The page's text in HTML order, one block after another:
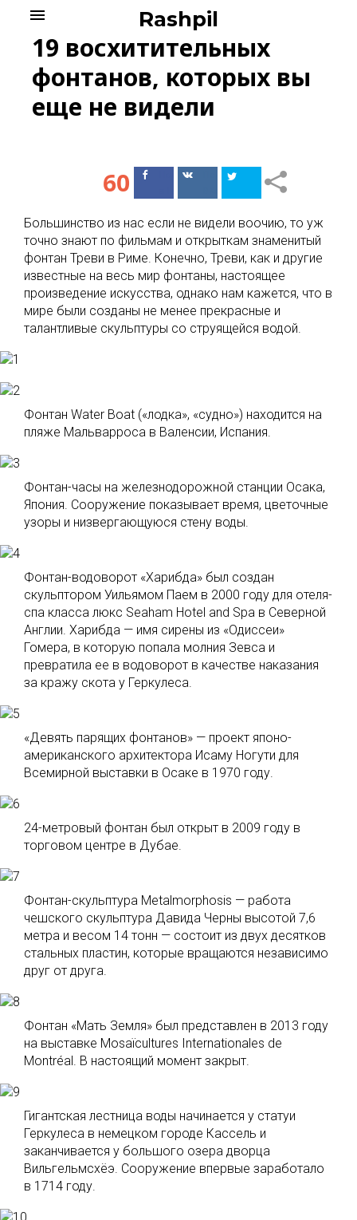
content
Rashpil
menu
19 восхитительных
фонтанов, которых вы
еще не видели
60
ПоделитьсяПоделиться
Большинство из нас если не видели воочию, то уж
точно знают по фильмам и открыткам знаменитый
фонтан Треви в Риме. Конечно, Треви, как и другие
известные на весь мир фонтаны, настоящее
произведение искусства, однако нам кажется, что в
мире были созданы не менее прекрасные и
талантливые скульптуры со струящейся водой.
Фонтан Water Boat («лодка», «судно») находится на
пляже Мальварроса в Валенсии, Испания.
Фонтан-часы на железнодорожной станции Осака,
Япония. Сооружение показывает время, цветочные
узоры и низвергающуюся стену воды.
Фонтан-водоворот «Харибда» был создан
скульптором Уильямом Паем в 2000 году для отеля-
спа класса люкс Seaham Hotel and Spa в Северной
Англии. Харибда — имя сирены из «Одиссеи»
Гомера, в которую попала молния Зевса и
превратила ее в водоворот в качестве наказания
за кражу скота у Геркулеса.
«Девять парящих фонтанов» — проект японо-
американского архитектора Исаму Ногути для
Всемирной выставки в Осаке в 1970 году.
24-метровый фонтан был открыт в 2009 году в
торговом центре в Дубае.
Фонтан-скульптура Metalmorphosis — работа
чешского скульптура Давида Черны высотой 7,6
метра и весом 14 тонн — состоит из двух десятков
стальных пластин, которые вращаются независимо
друг от друга.
Фонтан «Мать Земля» был представлен в 2013 году
на выставке Mosaïcultures Internationales de
Montréal. В настоящий момент закрыт.
Гигантская лестница воды начинается у статуи
Геркулеса в немецком городе Кассель и
заканчивается у большого озера дворца
Вильгельмсхёэ. Сооружение впервые заработало
в 1714 году.